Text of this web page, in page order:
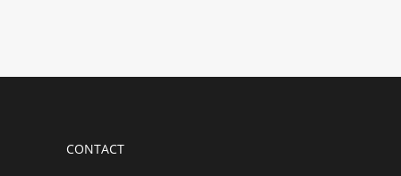
CONTACT